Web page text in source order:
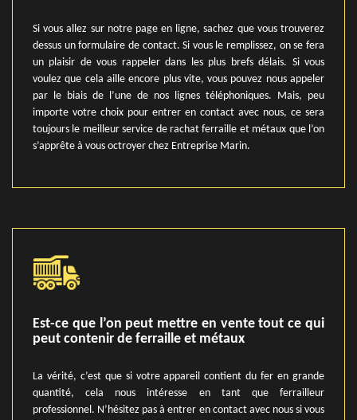
Si vous allez sur notre page en ligne, sachez que vous trouverez
dessus un formulaire de contact. Si vous le remplissez, on se fera
un plaisir de vous rappeler dans les plus brefs délais. Si vous
voulez que cela aille encore plus vite, vous pouvez nous appeler
par le biais de l’une de nos lignes téléphoniques. Mais, peu
importe votre choix pour entrer en contact avec nous, ce sera
toujours le meilleur service de rachat ferraille et métaux que l’on
s’apprête à vous octroyer chez Entreprise Marin.
Est-ce que l’on peut mettre en vente tout ce qui
peut contenir de ferraille et métaux
La vérité, c’est que si votre appareil contient du fer en grande
quantité, cela nous intéresse en tant que ferrailleur
professionnel. N’hésitez pas à entrer en contact avec nous si vous